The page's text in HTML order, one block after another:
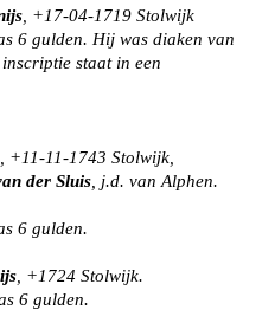
, +17-04-1719 Stolwijk
6 gulden. Hij was diaken van
staat in een
, +11-11-1743 Stolwijk,
der Sluis , j.d. van Alphen.
6 gulden.
, +1724 Stolwijk.
6 gulden.